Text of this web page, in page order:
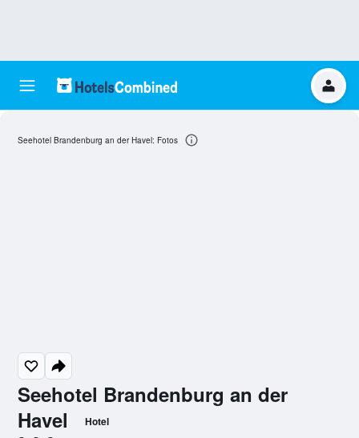
Seehotel Brandenburg an der
Havel
Hotel
Seehotel Brandenburg an der Havel: Fotos